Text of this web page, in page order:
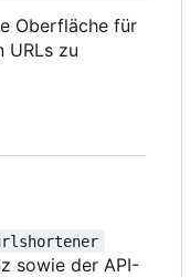
Oberfläche für
URLs zu
sowie der API-